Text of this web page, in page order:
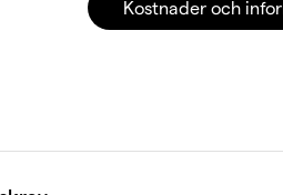
Kostnader och